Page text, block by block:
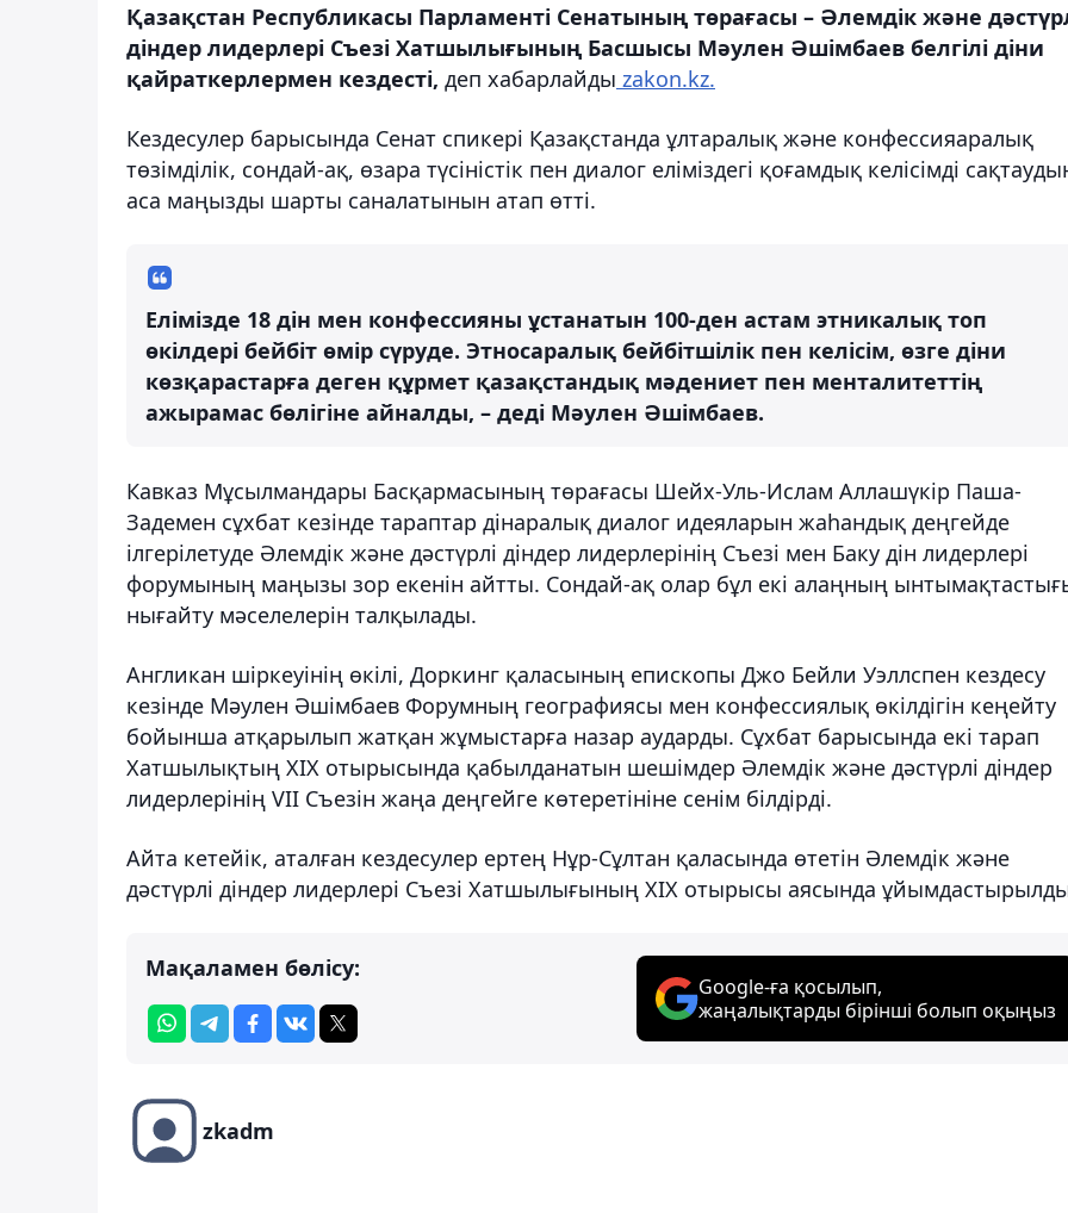
Қазақстан Республикасы Парламенті Сенатының төрағасы – Әлемдік және
діндер лидерлері Съезі Хатшылығының Басшысы Мәулен Әшімбаев белгілі діни
қайраткерлермен кездесті, деп хабарлайды zakon.kz.
Кездесулер барысында Сенат спикері Қазақстанда ұлтаралық және конфессияаралық
төзімділік, сондай-ақ, өзара түсіністік пен диалог еліміздегі қоғамдық келісімді
аса маңызды шарты саналатынын атап өтті.
Елімізде 18 дін мен конфессияны ұстанатын 100-ден астам этникалық топ
өкілдері бейбіт өмір сүруде. Этносаралық бейбітшілік пен келісім, өзге діни
көзқарастарға деген құрмет қазақстандық мәдениет пен менталитеттің
ажырамас бөлігіне айналды, – деді Мәулен Әшімбаев.
Кавказ Мұсылмандары Басқармасының төрағасы Шейх-Уль-Ислам Аллашүкір Паша-
Задемен сұхбат кезінде тараптар дінаралық диалог идеяларын жаһандық деңгейде
ілгерілетуде Әлемдік және дәстүрлі діндер лидерлерінің Съезі мен Баку дін лидерлері
форумының маңызы зор екенін айтты. Сондай-ақ олар бұл екі алаңның
нығайту мәселелерін талқылады.
Англикан шіркеуінің өкілі, Доркинг қаласының епископы Джо Бейли Уэллспен кездесу
кезінде Мәулен Әшімбаев Форумның географиясы мен конфессиялық өкілдігін кеңейту
бойынша атқарылып жатқан жұмыстарға назар аударды. Сұхбат барысында екі тарап
Хатшылықтың ХІХ отырысында қабылданатын шешімдер Әлемдік және дәстүрлі діндер
лидерлерінің VII Съезін жаңа деңгейге көтеретініне сенім білдірді.
Айта кетейік, аталған кездесулер ертең Нұр-Сұлтан қаласында өтетін Әлемдік және
дәстүрлі діндер лидерлері Съезі Хатшылығының ХІХ отырысы аясында
Мақаламен бөлісу:
Google-ға қосылып,
жаңалықтарды бірінші болып оқыңыз
zkadm